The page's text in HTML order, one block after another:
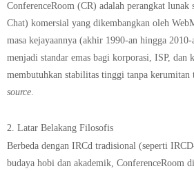
ConferenceRoom (CR) adalah perangkat
Chat) komersial yang dikembangkan oleh
masa kejayaannya (akhir 1990-an hingga
menjadi standar emas bagi korporasi, ISP, dan
membutuhkan stabilitas tinggi tanpa kerumitan
source.
2. Latar Belakang Filosofis
Berbeda dengan IRCd tradisional (seperti
budaya hobi dan akademik, ConferenceRoom